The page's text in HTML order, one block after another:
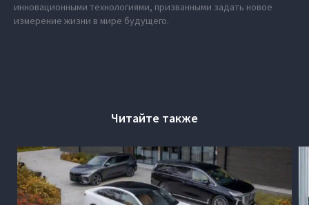
инновационными технологиями, призванными задать новое
измерение жизни в мире будущего.
Читайте также